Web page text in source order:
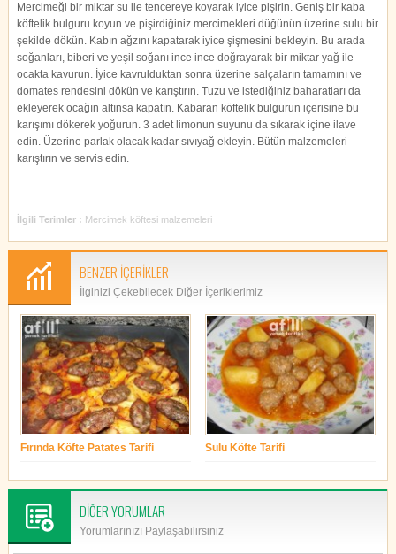
Mercimeği bir miktar su ile tencereye koyarak iyice pişirin. Geniş bir kaba
köftelik bulguru koyun ve pişirdiğiniz mercimekleri düğünün üzerine sulu bir
şekilde dökün. Kabın ağzını kapatarak iyice şişmesini bekleyin. Bu arada
soğanları, biberi ve yeşil soğanı ince ince doğrayarak bir miktar yağ ile
ocakta kavurun. İyice kavrulduktan sonra üzerine salçaların tamamını ve
domates rendesini dökün ve karıştırın. Tuzu ve istediğiniz baharatları da
ekleyerek ocağın altınsa kapatın. Kabaran köftelik bulgurun içerisine bu
karışımı dökerek yoğurun. 3 adet limonun suyunu da sıkarak içine ilave
edin. Üzerine parlak olacak kadar sıvıyağ ekleyin. Bütün malzemeleri
karıştırın ve servis edin.
İlgili Terimler : Mercimek köftesi malzemeleri
BENZER İÇERİKLER
İlginizi Çekebilecek Diğer İçeriklerimiz
Fırında Köfte Patates Tarifi
Sulu Köfte Tarifi
DİĞER YORUMLAR
Yorumlarınızı Paylaşabilirsiniz